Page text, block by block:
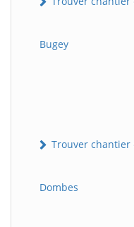
Bugey
Trouver
Dombes